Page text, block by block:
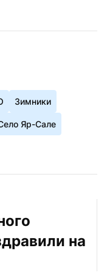
Зимники
Яр-Сале
на